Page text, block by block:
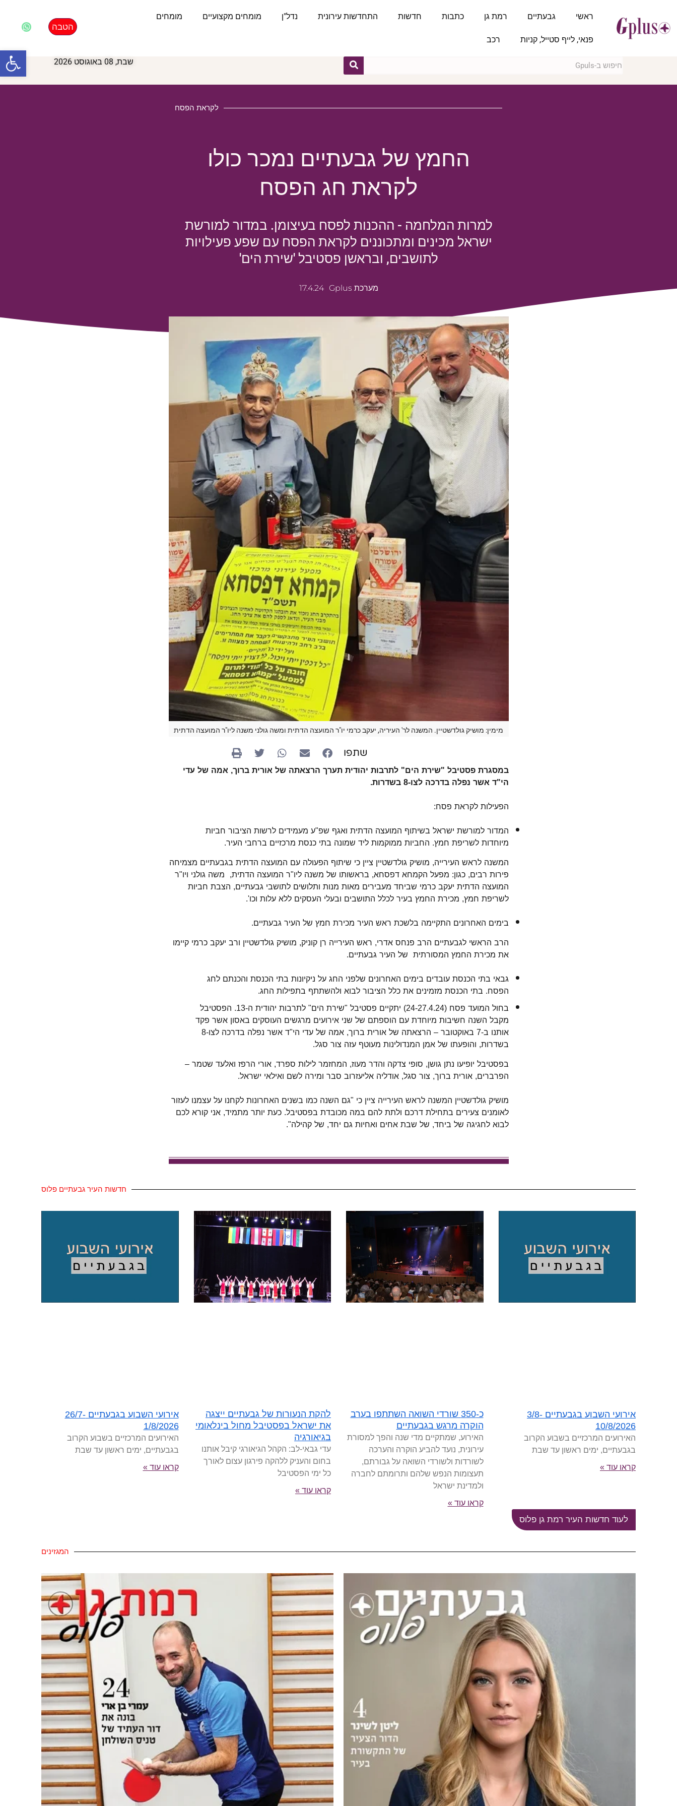
ראשי גבעתיים רמת גן כתבות חדשות התחדשות עירונית נדל"ן מומחים מקצועיים מומחים
פנאי, לייף סטייל, קניות רכב
הטבה
שבת, 08 באוגוסט 2026
לקראת הפסח
החמץ של גבעתיים נמכר כולו
לקראת חג הפסח
למרות המלחמה - ההכנות לפסח בעיצומן. במדור למורשת
ישראל מכינים ומתכוננים לקראת הפסח עם שפע פעילויות
לתושבים, ובראשן פסטיבל 'שירת הים'
מערכת Gplus 17.4.24
מימין: מושיק גולדשטיין. המשנה לר' העיריה, יעקב כרמי יו"ר המועצה הדתית ומשה גולני משנה ליו"ר המועצה הדתית
שתפו
במסגרת פסטיבל "שירת הים" לתרבות יהודית תערך הרצאתה של אורית ברוך, אמה של עדי
הי"ד אשר נפלה בדרכה לצו-8 בשדרות.
הפעילות לקראת פסח:
המדור למורשת ישראל בשיתוף המועצה הדתית ואגף שפ"ע מעמידים לרשות הציבור חביות
מיוחדות לשריפת חמץ. החביות ממוקמות ליד שמונה בתי כנסת מרכזיים ברחבי העיר.
המשנה לראש העירייה, מושיק גולדשטיין ציין כי שיתוף הפעולה עם המועצה הדתית בגבעתיים מצמיחה
פירות רבים, כגון: מפעל הקמחא דפסחא, בראשותו של משנה ליו"ר המועצה הדתית, משה גולני ויו"ר
המועצה הדתית יעקב כרמי שביחד מעבירים מאות מנות ותלושים לתושבי גבעתיים, הצבת חביות
לשריפת חמץ, מכירת החמץ בעיר לכלל התושבים ובעלי העסקים ללא עלות וכו'.
בימים האחרונים התקיימה בלשכת ראש העיר מכירת חמץ של העיר גבעתיים.
הרב הראשי לגבעתיים הרב פנחס אדרי, ראש העירייה רן קוניק, מושיק גולדשטיין ורב יעקב כרמי קיימו
את מכירת החמץ המסורתית של העיר גבעתיים.
גבאי בתי הכנסת עובדים בימים האחרונים שלפני החג על ניקיונות בתי הכנסת והכנתם לחג
הפסח. בתי הכנסת מזמינים את כלל הציבור לבוא ולהשתתף בתפילות החג.
בחול המועד פסח (24-27.4.24) יתקיים פסטיבל "שירת הים" לתרבות יהודית ה-13. הפסטיבל
מקבל השנה חשיבות מיוחדת עם הוספתם של שני אירועים מרגשים העוסקים באסון אשר פקד
אותנו ב-7 באוקטובר – הרצאתה של אורית ברוך, אמה של עדי הי"ד אשר נפלה בדרכה לצו-8
בשדרות, והופעתו של אמן המנדולינות מעוטף עזה צור סגל.
בפסטיבל יופיעו נתן גושן, סופי צדקה והדר מעוז, המחזמר לילות ספרד, אורי הרפז ואלעד שטמר –
הפרברים, אורית ברוך, צור סגל, אודליה אליעזרוב סבר ומירה לשם ואילאי ישראל.
מושיק גולדשטיין המשנה לראש העירייה ציין כי "גם השנה כמו בשנים האחרונות לקחנו על עצמנו לעזור
לאומנים צעירים בתחילת דרכם ולתת להם במה מכובדת בפסטיבל. כעת יותר מתמיד, אני קורא לכם
לבוא לחגיגה של ביחד, של שבת אחים ואחיות גם יחד, של קהילה".
חדשות העיר גבעתיים פלוס
אירועי השבוע בגבעתיים 3/8-
10/8/2026
האירועים המרכזיים בשבוע הקרוב
בגבעתיים, ימים ראשון עד שבת
קראו עוד »
כ-350 שורדי השואה השתתפו בערב
הוקרה מרגש בגבעתיים
האירוע, שמתקיים מדי שנה והפך למסורת
עירונית, נועד להביע הוקרה והערכה
לשורדות ולשורדי השואה על גבורתם,
תעצומות הנפש שלהם ותרומתם לחברה
ולמדינת ישראל
קראו עוד »
להקת הנעורות של גבעתיים ייצגה
את ישראל בפסטיבל מחול בינלאומי
בגיאורגיה
עדי גבאי-לב: הקהל הגיאורגי קיבל אותנו
בחום והעניק ללהקה פירגון עצום לאורך
כל ימי הפסטיבל
קראו עוד »
אירועי השבוע בגבעתיים 26/7-
1/8/2026
האירועים המרכזיים בשבוע הקרוב
בגבעתיים, ימים ראשון עד שבת
קראו עוד »
לעוד חדשות העיר רמת גן פלוס
המגזינים
פתח